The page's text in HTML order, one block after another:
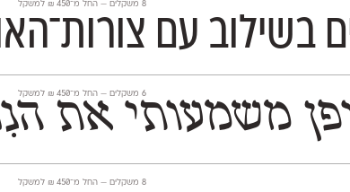
‫8 משקלים — החל מ־ 450
₪ למשקל
בשילוב עם
‫6 משקלים — החל מ־450
₪ למשקל
האחרונות. פונט פרנק־רי עוצב
‫8 משקלים — החל מ־ 450
₪ למשקל